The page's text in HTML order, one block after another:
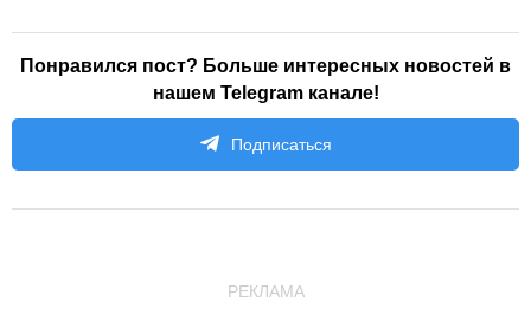
Понравился пост? Больше интересных новостей в
нашем Telegram канале!
Подписаться
РЕКЛАМА